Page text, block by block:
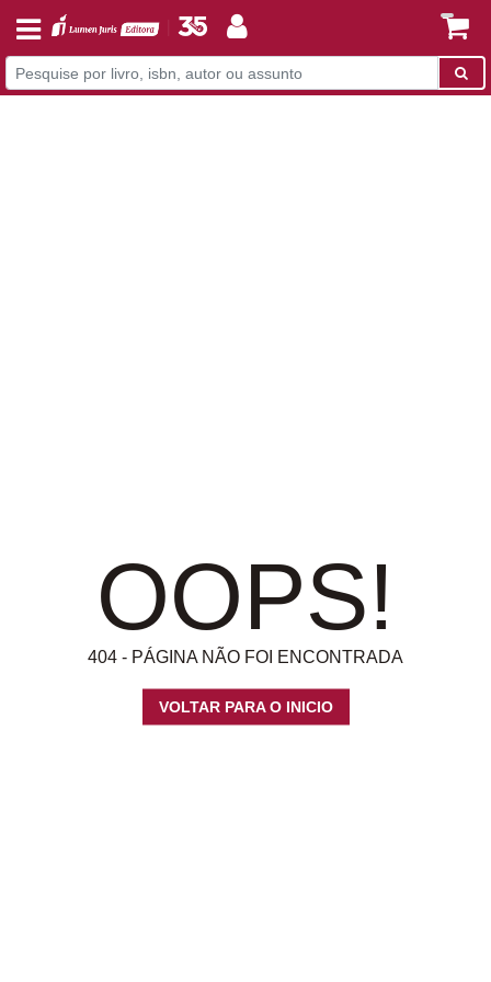
OOPS!
404 - PÁGINA NÃO FOI ENCONTRADA
VOLTAR PARA O INICIO